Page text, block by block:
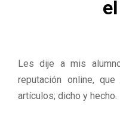
N
U
Les dije a mis
reputación online,
artículos; dicho y hecho.